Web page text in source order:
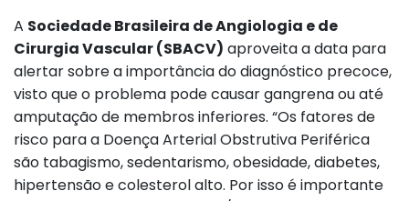
A Sociedade Brasileira de Angiologia e de
Cirurgia Vascular (SBACV) aproveita a data para
alertar sobre a importância do diagnóstico precoce,
visto que o problema pode causar gangrena ou até
amputação de membros inferiores. “Os fatores de
risco para a Doença Arterial Obstrutiva Periférica
são tabagismo, sedentarismo, obesidade, diabetes,
hipertensão e colesterol alto. Por isso é importante